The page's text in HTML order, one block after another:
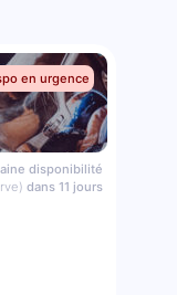
en urgence
disponibilité
dans 11 jours